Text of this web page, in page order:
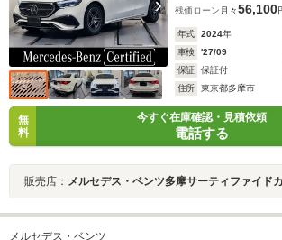
残価ローン 月々56,100
年式 2024年
車検
'27/09
保証
保証付
住所
東京都多摩市
無
料
今すぐ在庫確認・見積依頼
電話する
販売店： メルセデス・ベンツ多摩サーティファイド
メルセデス・ベンツ